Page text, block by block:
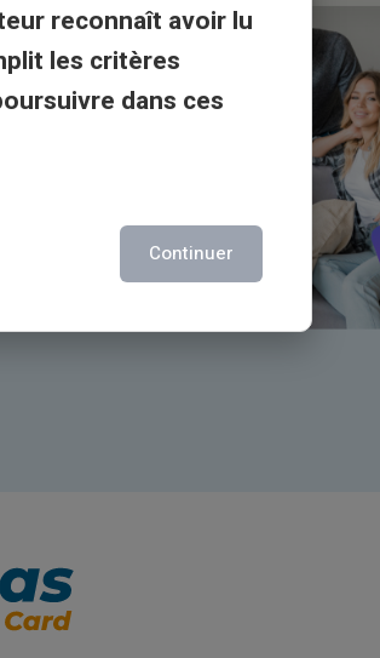
reconnaît avoir lu
les critères
dans ces
Continuer